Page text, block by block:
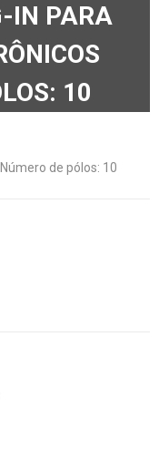
IN PARA
10
de pólos: 10